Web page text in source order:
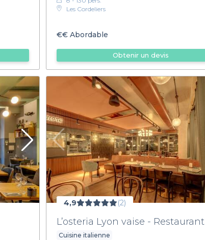
Les Cordeliers
€€Abordable
Obtenir un devis
4,9 (2)
L’osteria Lyon vaise - Restaurant
Cuisine italienne